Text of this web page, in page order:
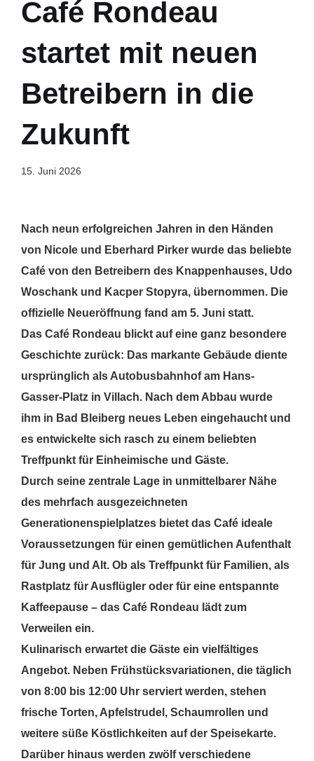
Café Rondeau
startet mit neuen
Betreibern in die
Zukunft
15. Juni 2026
Nach neun erfolgreichen Jahren in den Händen
von Nicole und Eberhard Pirker wurde das beliebte
Café von den Betreibern des Knappenhauses, Udo
Woschank und Kacper Stopyra, übernommen. Die
offizielle Neueröffnung fand am 5. Juni statt.
Das Café Rondeau blickt auf eine ganz besondere
Geschichte zurück: Das markante Gebäude diente
ursprünglich als Autobusbahnhof am Hans-
Gasser-Platz in Villach. Nach dem Abbau wurde
ihm in Bad Bleiberg neues Leben eingehaucht und
es entwickelte sich rasch zu einem beliebten
Treffpunkt für Einheimische und Gäste.
Durch seine zentrale Lage in unmittelbarer Nähe
des mehrfach ausgezeichneten
Generationenspielplatzes bietet das Café ideale
Voraussetzungen für einen gemütlichen Aufenthalt
für Jung und Alt. Ob als Treffpunkt für Familien, als
Rastplatz für Ausflügler oder für eine entspannte
Kaffeepause – das Café Rondeau lädt zum
Verweilen ein.
Kulinarisch erwartet die Gäste ein vielfältiges
Angebot. Neben Frühstücksvariationen, die täglich
von 8:00 bis 12:00 Uhr serviert werden, stehen
frische Torten, Apfelstrudel, Schaumrollen und
weitere süße Köstlichkeiten auf der Speisekarte.
Darüber hinaus werden zwölf verschiedene